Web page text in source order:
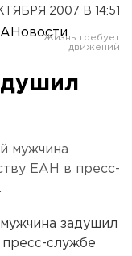
2007 В 14:51
мужчина
ЕАН в пресс-
задушил
службе